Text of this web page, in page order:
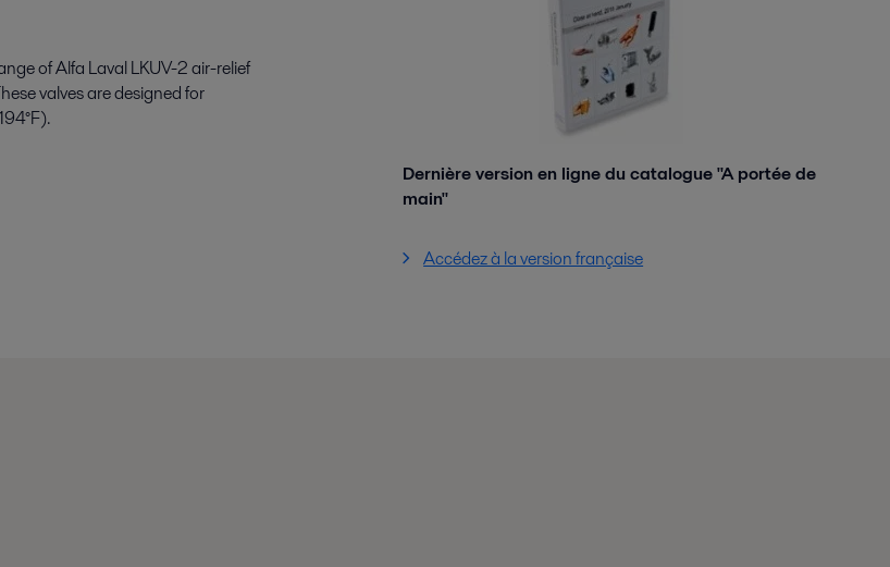
of Alfa Laval LKUV-2 air-relief
valves are designed for
Dernière version en ligne du catalogue "A portée de
main"
Accédez à la version française